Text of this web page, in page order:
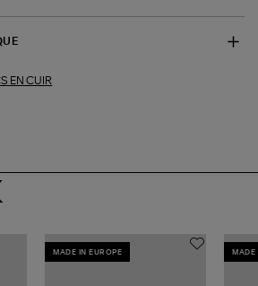
EN CUIR
MADE IN EUROPE MADE